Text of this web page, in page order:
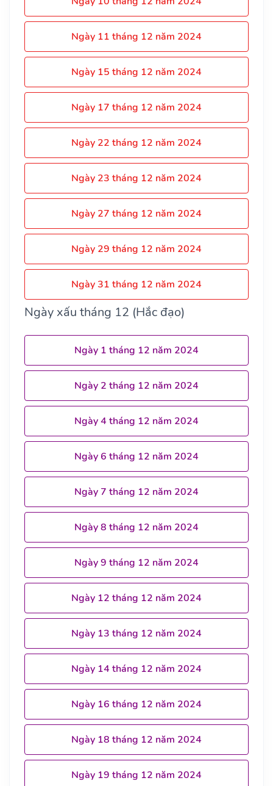
Ngày 11 tháng 12 năm 2024
Ngày 15 tháng 12 năm 2024
Ngày 17 tháng 12 năm 2024
Ngày 22 tháng 12 năm 2024
Ngày 23 tháng 12 năm 2024
Ngày 27 tháng 12 năm 2024
Ngày 29 tháng 12 năm 2024
Ngày 31 tháng 12 năm 2024
Ngày xấu tháng 12 (Hắc đạo)
Ngày 1 tháng 12 năm 2024
Ngày 2 tháng 12 năm 2024
Ngày 4 tháng 12 năm 2024
Ngày 6 tháng 12 năm 2024
Ngày 7 tháng 12 năm 2024
Ngày 8 tháng 12 năm 2024
Ngày 9 tháng 12 năm 2024
Ngày 12 tháng 12 năm 2024
Ngày 13 tháng 12 năm 2024
Ngày 14 tháng 12 năm 2024
Ngày 16 tháng 12 năm 2024
Ngày 18 tháng 12 năm 2024
Ngày 19 tháng 12 năm 2024